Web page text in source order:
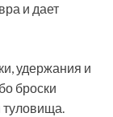
и дает
удержания и
броски
туловища.